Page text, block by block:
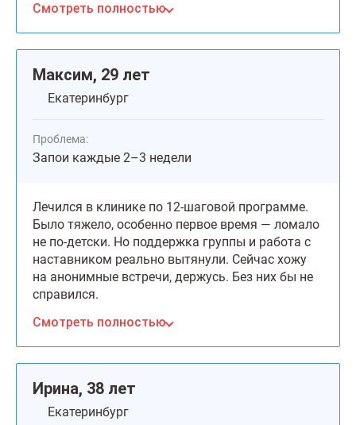
Смотреть полностью
Максим, 29 лет
Екатеринбург
Проблема:
Запои каждые 2–3 недели
Лечился в клинике по 12-шаговой программе.
Было тяжело, особенно первое время — ломало
не по-детски. Но поддержка группы и работа с
наставником реально вытянули. Сейчас хожу
на анонимные встречи, держусь. Без них бы не
справился.
Смотреть полностью
Ирина, 38 лет
Екатеринбург